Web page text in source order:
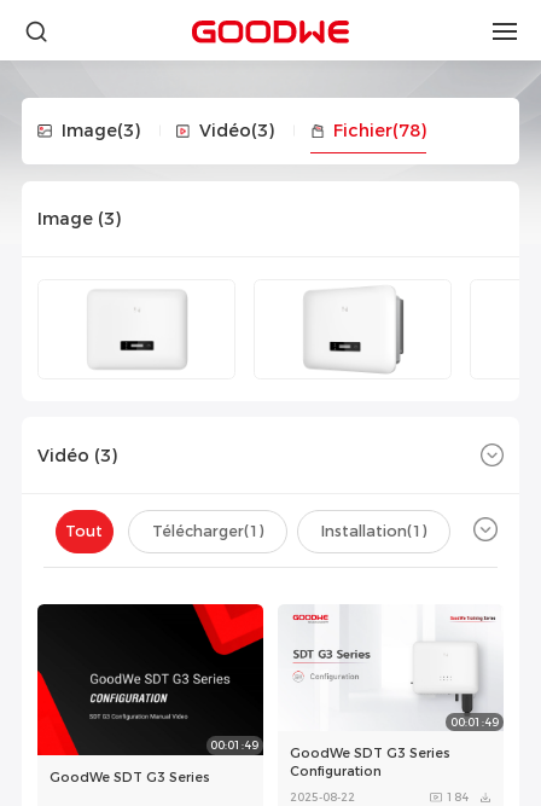
Image(3) Vidéo(3) Fichier(78)
Image (3)
Vidéo (3)
Tout Télécharger(1 ) Installation(1 )
00:01:49
GoodWe SDT G3 Series
00:01:49
GoodWe SDT G3 Series
Configuration
2025-08-22 184